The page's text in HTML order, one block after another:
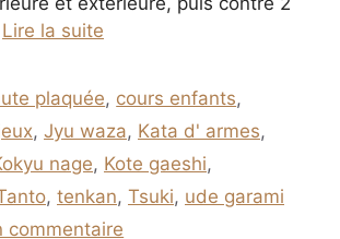
Lire la suite
plaquée, cours enfants,
, Jyu waza, Kata d' armes,
nage, Kote gaeshi,
, tenkan, Tsuki, ude garami
commentaire